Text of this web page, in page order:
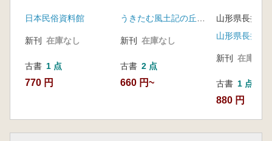
日本民俗資料館
新刊 在庫なし
古書 1 点
770 円
新刊 在庫なし
古書 2 点
660 円~
新刊 在庫なし
古書 1 点
880 円